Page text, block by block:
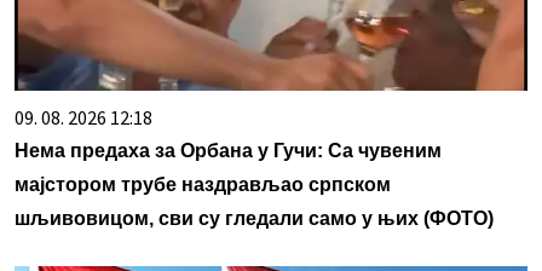
09. 08. 2026 12:18
Нема предаха за Орбана у Гучи: Са чувеним
мајстором трубе наздрављао српском
шљивовицом, сви су гледали само у њих (ФОТО)